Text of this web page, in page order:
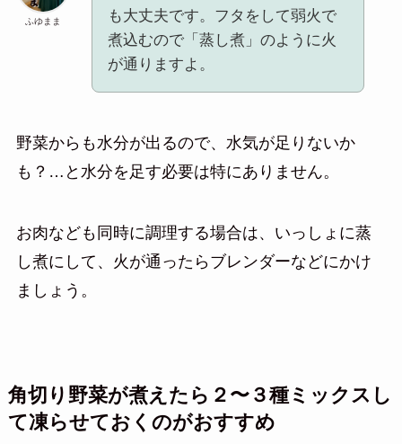
ふゆまま
も大丈夫です。フタをして弱火で
煮込むので「蒸し煮」のように火
が通りますよ。
野菜からも水分が出るので、水気が足りないか
も？…と水分を足す必要は特にありません。
お肉なども同時に調理する場合は、いっしょに蒸
し煮にして、火が通ったらブレンダーなどにかけ
ましょう。
角切り野菜が煮えたら２〜３種ミックスし
て凍らせておくのがおすすめ